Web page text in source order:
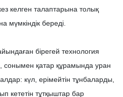
келген талаптарына толық
мүмкіндік береді.
бірегей технология
сонымен қатар құрамында уран
күл, ерімейтін тұнбаларды,
кететін тұтқыштар бар